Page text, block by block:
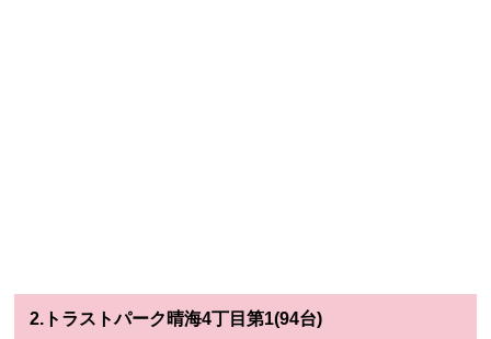
2.トラストパーク晴海4丁目第1(94台)